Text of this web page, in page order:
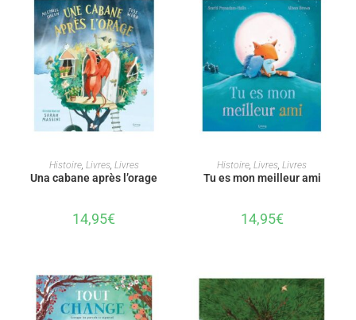
AJOUTER AU PANIER
Histoire, Livres, Livres
Una cabane après l’orage
14,95€
AJOUTER AU PANIER
Histoire,Livres,Livres
Tu es mon meilleur ami
14,95€